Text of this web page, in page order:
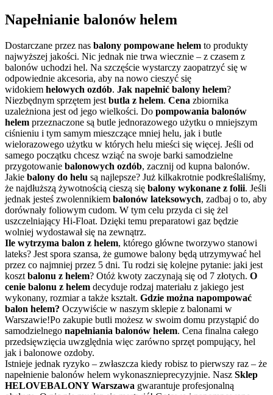
Napełnianie balonów helem
Dostarczane przez nas balony pompowane helem to produkty
najwyższej jakości. Nic jednak nie trwa wiecznie – z czasem z
balonów uchodzi hel. Na szczęście wystarczy zaopatrzyć się w
odpowiednie akcesoria, aby na nowo cieszyć się
widokiem helowych ozdób. Jak napełnić balony helem?
Niezbędnym sprzętem jest butla z helem. Cena zbiornika
uzależniona jest od jego wielkości. Do pompowania balonów
helem przeznaczone są butle jednorazowego użytku o mniejszym
ciśnieniu i tym samym mieszczące mniej helu, jak i butle
wielorazowego użytku w których helu mieści się więcej. Jeśli od
samego początku chcesz wziąć na swoje barki samodzielne
przygotowanie balonowych ozdób, zacznij od kupna balonów.
Jakie balony do helu są najlepsze? Już kilkakrotnie podkreślaliśmy,
że najdłuższą żywotnością cieszą się balony wykonane z folii. Jeśli
jednak jesteś zwolennikiem balonów lateksowych, zadbaj o to, aby
dorównały foliowym cudom. W tym celu przyda ci się żel
uszczelniający Hi-Float. Dzięki temu preparatowi gaz będzie
wolniej wydostawał się na zewnątrz.
Ile wytrzyma balon z helem, którego główne tworzywo stanowi
lateks? Jest spora szansa, że gumowe balony będą utrzymywać hel
przez co najmniej przez 5 dni. Tu rodzi się kolejne pytanie: jaki jest
koszt balonu z helem? Otóż kwoty zaczynają się od 7 złotych. O
cenie balonu z helem decyduje rodzaj materiału z jakiego jest
wykonany, rozmiar a także kształt. Gdzie można napompować
balon helem? Oczywiście w naszym sklepie z balonami w
Warszawie!Po zakupie butli możesz w swoim domu przystąpić do
samodzielnego napełniania balonów helem. Cena finalna całego
przedsięwzięcia uwzględnia więc zarówno sprzęt pompujący, hel
jak i balonowe ozdoby.
Istnieje jednak ryzyko – zwłaszcza kiedy robisz to pierwszy raz – że
napełnienie balonów helem wykonasznieprecyzyjnie. Nasz Sklep
HELOVEBALONY Warszawa gwarantuje profesjonalną